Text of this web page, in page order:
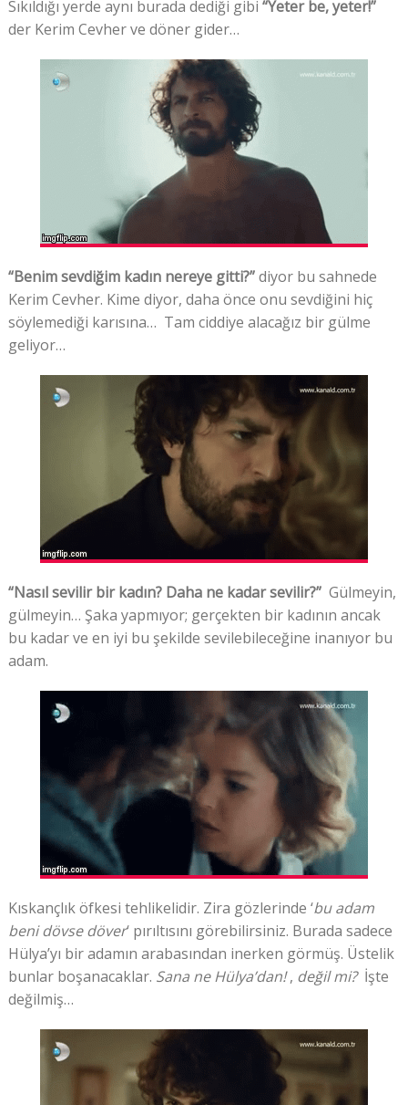
Sıkıldığı yerde aynı burada dediği gibi “Yeter be, yeter!”
der Kerim Cevher ve döner gider…
“Benim sevdiğim kadın nereye gitti?”diyor bu sahnede
Kerim Cevher. Kime diyor, daha önce onu sevdiğini hiç
söylemediği karısına… Tam ciddiye alacağız bir gülme
geliyor…
“Nasıl sevilir bir kadın? Daha ne kadar sevilir?”Gülmeyin,
gülmeyin… Şaka yapmıyor; gerçekten bir kadının ancak
bu kadar ve en iyi bu şekilde sevilebileceğine inanıyor bu
adam.
Kıskançlık öfkesi tehlikelidir. Zira gözlerinde ‘bu adam
beni dövse döver‘ pırıltısını görebilirsiniz. Burada sadece
Hülya’yı bir adamın arabasından inerken görmüş. Üstelik
bunlar boşanacaklar. Sana ne Hülya’dan!, değil mi? İşte
değilmiş…